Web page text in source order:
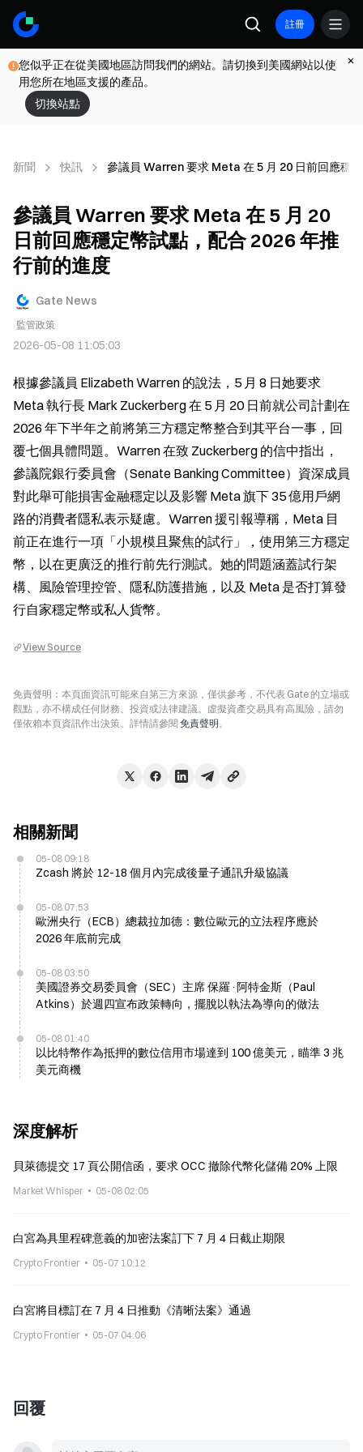
註冊
您似乎正在從美國地區訪問我們的網站。請切換到美國網站以使
用您所在地區支援的產品。
切換站點
新聞 快訊 參議員 Warren 要求 Meta 在 5 月 20 日前回應穩
參議員 Warren 要求 Meta 在 5 月 20
日前回應穩定幣試點，配合 2026 年推
行前的進度
Gate News
監管政策
2026-05-08 11:05:03
根據參議員 Elizabeth Warren 的說法，5 月 8 日她要求
Meta 執行長 Mark Zuckerberg 在 5 月 20 日前就公司計劃在
2026 年下半年之前將第三方穩定幣整合到其平台一事，回
覆七個具體問題。Warren 在致 Zuckerberg 的信中指出，
參議院銀行委員會（Senate Banking Committee）資深成員
對此舉可能損害金融穩定以及影響 Meta 旗下 35 億用戶網
路的消費者隱私表示疑慮。Warren 援引報導稱，Meta 目
前正在進行一項「小規模且聚焦的試行」，使用第三方穩定
幣，以在更廣泛的推行前先行測試。她的問題涵蓋試行架
構、風險管理控管、隱私防護措施，以及 Meta 是否打算發
行自家穩定幣或私人貨幣。
View Source
免責聲明：本頁面資訊可能來自第三方來源，僅供參考，不代表 Gate 的立場或
觀點，亦不構成任何財務、投資或法律建議。虛擬資產交易具有高風險，請勿
僅依賴本頁資訊作出決策。詳情請參閱 免責聲明。
相關新聞
05-08 09:18
Zcash 將於 12-18 個月內完成後量子通訊升級協議
05-08 07:53
歐洲央行（ECB）總裁拉加德：數位歐元的立法程序應於
2026 年底前完成
05-08 03:50
美國證券交易委員會（SEC）主席 保羅·阿特金斯（Paul
Atkins）於週四宣布政策轉向，擺脫以執法為導向的做法
05-08 01:40
以比特幣作為抵押的數位信用市場達到 100 億美元，瞄準 3 兆
美元商機
深度解析
貝萊德提交 17 頁公開信函，要求 OCC 撤除代幣化儲備 20% 上限
Market Whisper 05-08 02:05
白宮為具里程碑意義的加密法案訂下 7 月 4 日截止期限
Crypto Frontier 05-07 10:12
白宮將目標訂在 7 月 4 日推動《清晰法案》通過
Crypto Frontier 05-07 04:06
回覆